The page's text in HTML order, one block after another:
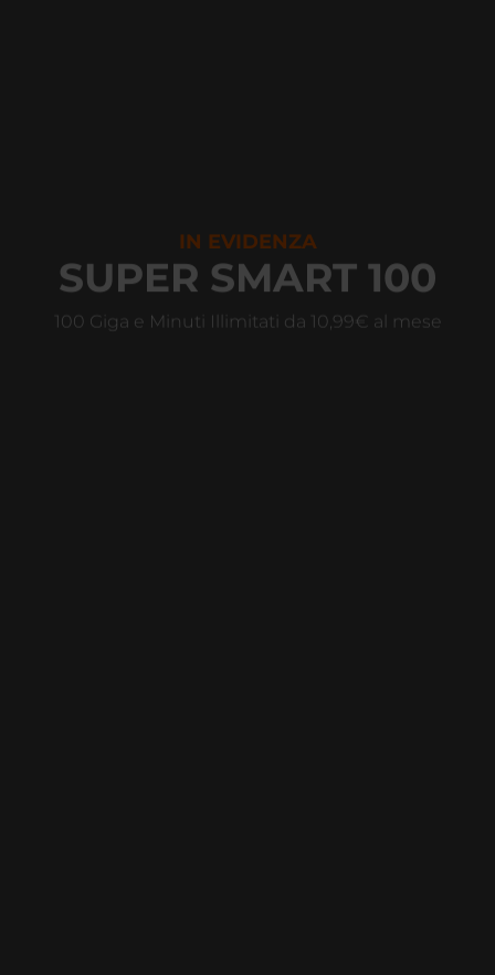
IN EVIDENZA
SUPER SMART 100
100 Giga e Minuti Illimitati da 10,99€ al mese